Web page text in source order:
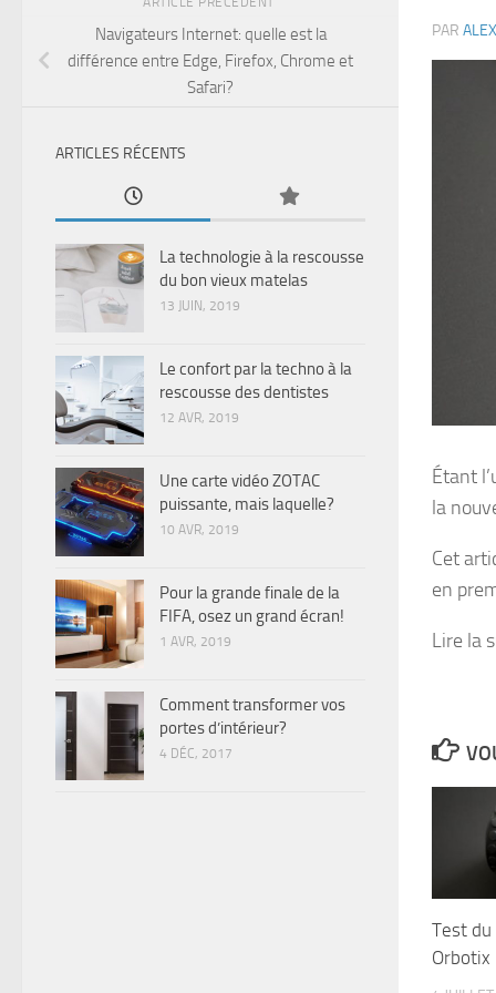
PAR
Étant
la
Cet
en
Lire la
Test du
Orbotix
Navigateurs Internet: quelle est la
différence entre Edge, Firefox, Chrome et
Safari?
ARTICLES RÉCENTS
La technologie à la rescousse
du bon vieux matelas
13 JUIN, 2019
Le confort par la techno à la
rescousse des dentistes
12 AVR, 2019
Une carte vidéo ZOTAC
puissante, mais laquelle?
10 AVR, 2019
Pour la grande finale de la
FIFA, osez un grand écran!
1 AVR, 2019
Comment transformer vos
portes d’intérieur?
4 DÉC, 2017